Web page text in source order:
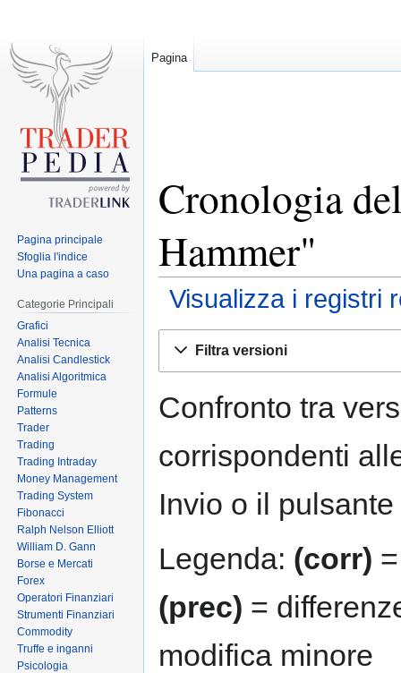
Cronologia
Hammer"
Visualizza i registri
Filtra versioni
Confronto tra
corrispondenti
Invio o il
Legenda: (corr)
(prec) =
modifica minore
Pagina
Pagina principale
Sfoglia l'indice
Una pagina a caso
Categorie Principali
Grafici
Analisi Tecnica
Analisi Candlestick
Analisi Algoritmica
Formule
Patterns
Trader
Trading
Trading Intraday
Money Management
Trading System
Fibonacci
Ralph Nelson Elliott
William D. Gann
Borse e Mercati
Forex
Operatori Finanziari
Strumenti Finanziari
Commodity
Truffe e inganni
Psicologia